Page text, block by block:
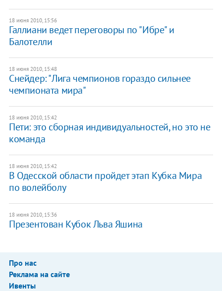
18 июня 2010, 15:56
Галлиани ведет переговоры по "Ибре" и
Балотелли
18 июня 2010, 15:48
Снейдер: "Лига чемпионов гораздо сильнее
чемпионата мира"
18 июня 2010, 15:42
Пети: это сборная индивидуальностей, но это не
команда
18 июня 2010, 15:42
В Одесской области пройдет этап Кубка Мира
по волейболу
18 июня 2010, 15:36
Презентован Кубок Льва Яшина
Про нас
Реклама на сайте
Ивенты